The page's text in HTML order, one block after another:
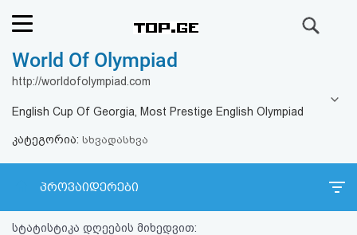
რეიტინგი
ფოსტა
კითხვა-
პასუხი
World Of Olympiad
http://worldofolympiad.com
English Cup Of Georgia, Most Prestige English Olympiad
კატეგორია: სხვადასხვა
პროვაიდერები
სტატისტიკა დღეების მიხედვით: